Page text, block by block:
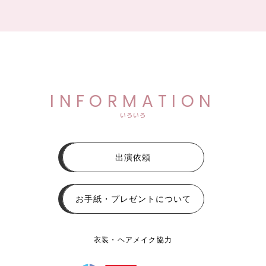
INFORMATION
いろいろ
出演依頼
お手紙・プレゼントについて
衣装・ヘアメイク協力